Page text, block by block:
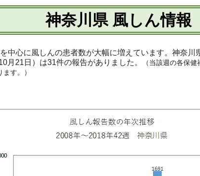
神奈川県 風しん情報
中心に風しんの患者数が大幅に増えています。神奈
月21日）は31件の報告がありました。
（当該週の各保
す。）